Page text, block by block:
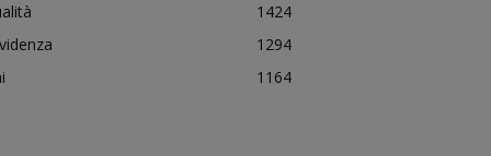
1424
1294
1164